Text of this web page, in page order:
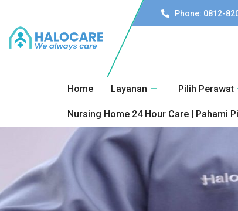
Phone: 0812-
Home Layanan Pilih Perawat
Nursing Home 24 Hour Care | Pahami